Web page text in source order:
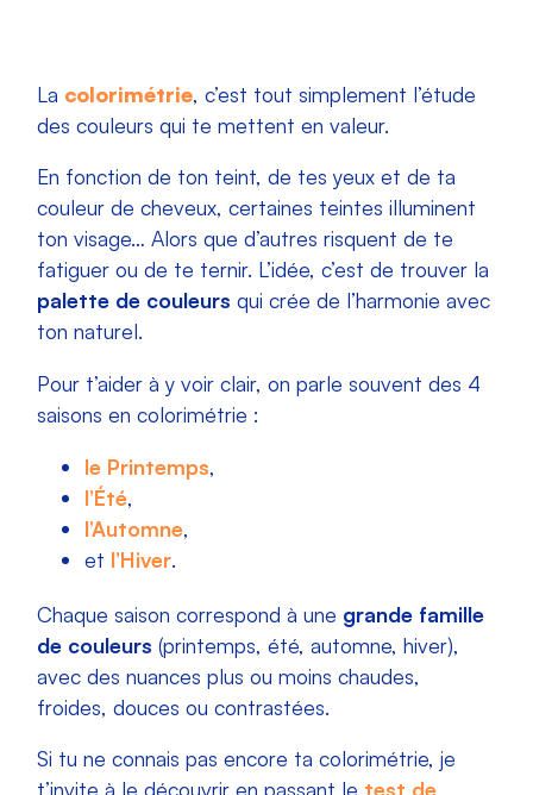
La colorimétrie, c’est tout simplement l’étude
des couleurs qui te mettent en valeur.
En fonction de ton teint, de tes yeux et de ta
couleur de cheveux, certaines teintes illuminent
ton visage… Alors que d’autres risquent de te
fatiguer ou de te ternir. L’idée, c’est de trouver la
palette de couleurs qui crée de l’harmonie avec
ton naturel.
Pour t’aider à y voir clair, on parle souvent des 4
saisons en colorimétrie :
le Printemps,
l’Été,
l’Automne,
et l’Hiver.
Chaque saison correspond à une grande famille
de couleurs (printemps, été, automne, hiver),
avec des nuances plus ou moins chaudes,
froides, douces ou contrastées.
Si tu ne connais pas encore ta colorimétrie, je
t’invite à le découvrir en passant le test de